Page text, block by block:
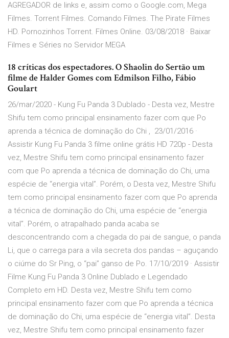
AGREGADOR de links e, assim como o Google.com, Mega
Filmes. Torrent Filmes. Comando Filmes. The Pirate Filmes
HD. Pornozinhos Torrent. Filmes Online. 03/08/2018 · Baixar
Filmes e Séries no Servidor MEGA
18 críticas dos espectadores. O Shaolin do Sertão um
filme de Halder Gomes com Edmilson Filho, Fábio
Goulart
26/mar/2020 - Kung Fu Panda 3 Dublado - Desta vez, Mestre
Shifu tem como principal ensinamento fazer com que Po
aprenda a técnica de dominação do Chi , 23/01/2016 ·
Assistir Kung Fu Panda 3 filme online grátis HD 720p - Desta
vez, Mestre Shifu tem como principal ensinamento fazer
com que Po aprenda a técnica de dominação do Chi, uma
espécie de “energia vital”. Porém, o Desta vez, Mestre Shifu
tem como principal ensinamento fazer com que Po aprenda
a técnica de dominação do Chi, uma espécie de “energia
vital”. Porém, o atrapalhado panda acaba se
desconcentrando com a chegada do pai de sangue, o panda
Li, que o carrega para a vila secreta dos pandas – aguçando
o ciúme do Sr Ping, o “pai” ganso de Po. 17/10/2019 · Assistir
Filme Kung Fu Panda 3 Online Dublado e Legendado
Completo em HD. Desta vez, Mestre Shifu tem como
principal ensinamento fazer com que Po aprenda a técnica
de dominação do Chi, uma espécie de “energia vital”. Desta
vez, Mestre Shifu tem como principal ensinamento fazer